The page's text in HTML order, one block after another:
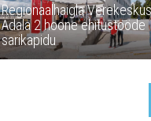
Regionaalhaigla
Ädala 2 hoone ehitustööde
sarikapidu